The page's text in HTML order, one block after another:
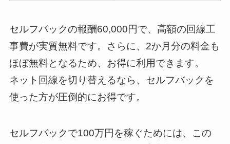
セルフバックの報酬60,000円で、高額の回線工
事費が実質無料です。さらに、2か月分の料金も
ほぼ無料となるため、お得に利用できます。
ネット回線を切り替えるなら、セルフバックを
使った方が圧倒的にお得です。
セルフバックで100万円を稼ぐためには、この